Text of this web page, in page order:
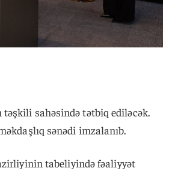
sahəsində tətbiq ediləcək.
sənədi imzalanıb.
tabeliyində fəaliyyət